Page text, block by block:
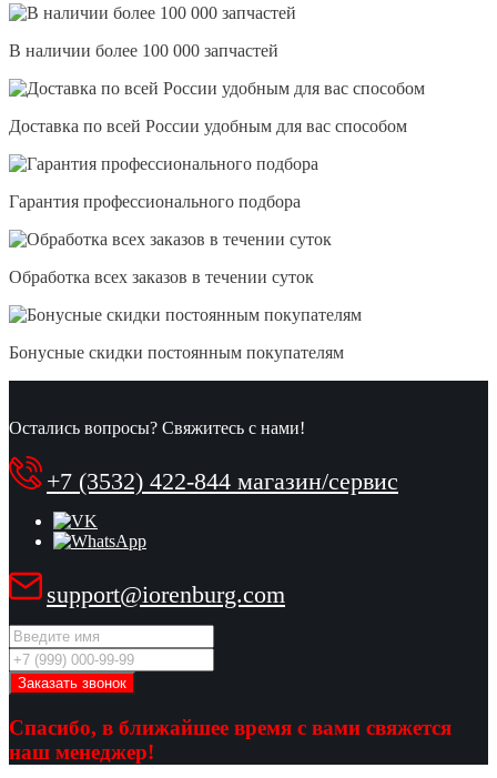
В наличии более 100 000 запчастей
Доставка по всей России удобным для вас способом
Гарантия профессионального подбора
Обработка всех заказов в течении суток
Бонусные скидки постоянным покупателям
Остались вопросы? Свяжитесь с нами!
+7 (3532) 422-844 магазин/сервис
support@iorenburg.com
Спасибо, в ближайшее время с вами свяжется
наш менеджер!